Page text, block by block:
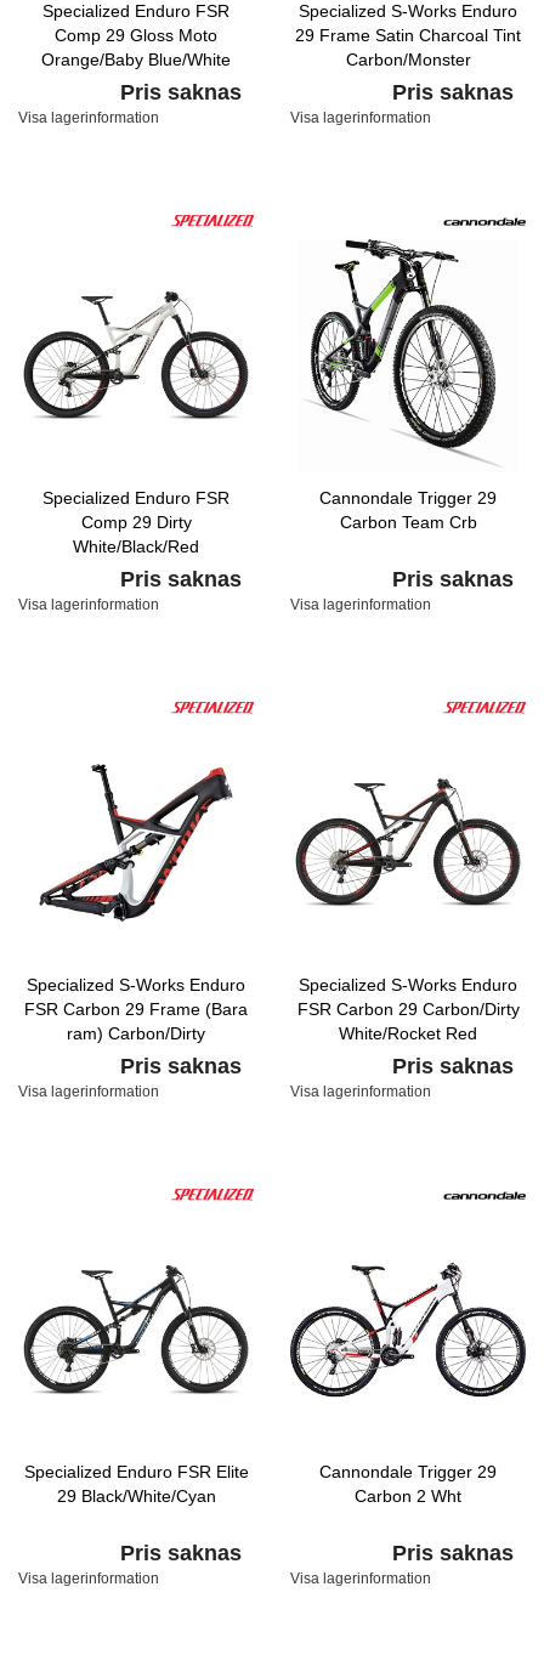
Specialized Enduro FSR
Comp 29 Gloss Moto
Orange/Baby Blue/White
Pris saknas
Visa lagerinformation
Specialized S-Works Enduro
29 Frame Satin Charcoal Tint
Carbon/Monster
Green/Rocket Red
Pris saknas
Visa lagerinformation
Specialized Enduro FSR
Comp 29 Dirty
White/Black/Red
Pris saknas
Visa lagerinformation
Cannondale Trigger 29
Carbon Team Crb
Pris saknas
Visa lagerinformation
Specialized S-Works Enduro
FSR Carbon 29 Frame (Bara
ram) Carbon/Dirty
White/Rocket Red
Pris saknas
Visa lagerinformation
Specialized S-Works Enduro
FSR Carbon 29 Carbon/Dirty
White/Rocket Red
Pris saknas
Visa lagerinformation
Specialized Enduro FSR Elite
29 Black/White/Cyan
Pris saknas
Visa lagerinformation
Cannondale Trigger 29
Carbon 2 Wht
Pris saknas
Visa lagerinformation